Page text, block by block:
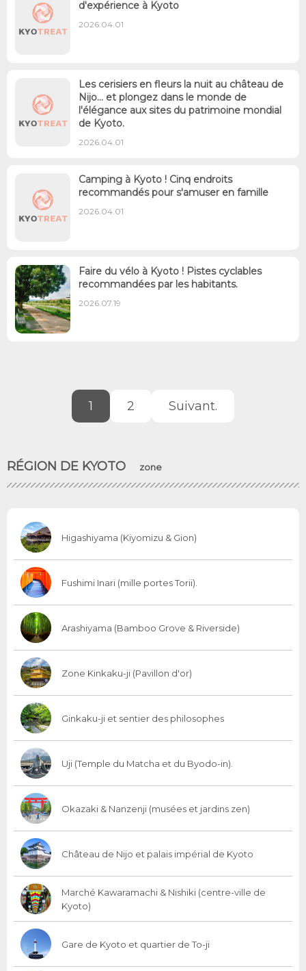
d'expérience à Kyoto
2026.04.01
Les cerisiers en fleurs la nuit au château de
Nijo... et plongez dans le monde de
l'élégance aux sites du patrimoine mondial
de Kyoto.
2026.04.01
Camping à Kyoto ! Cinq endroits
recommandés pour s'amuser en famille
2026.04.01
Faire du vélo à Kyoto ! Pistes cyclables
recommandées par les habitants.
2026.07.19
1 2 Suivant.
RÉGION DE KYOTO zone
Higashiyama (Kiyomizu & Gion)
Fushimi Inari (mille portes Torii).
Arashiyama (Bamboo Grove & Riverside)
Zone Kinkaku-ji (Pavillon d'or)
Ginkaku-ji et sentier des philosophes
Uji (Temple du Matcha et du Byodo-in).
Okazaki & Nanzenji (musées et jardins zen)
Château de Nijo et palais impérial de Kyoto
Marché Kawaramachi & Nishiki (centre-ville de
Kyoto)
Gare de Kyoto et quartier de To-ji